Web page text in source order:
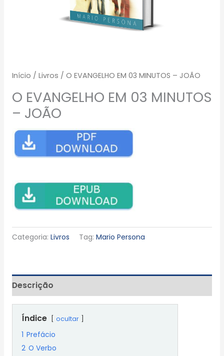
Início / Livros / O EVANGELHO EM 03 MINUTOS – JOÃO
O EVANGELHO EM 03 MINUTOS
– JOÃO
Categoria: Livros Tag: Mario Persona
Descrição
Índice ocultar
1 Prefácio
2 O Verbo